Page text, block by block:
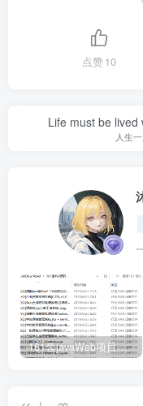
点赞10
Life must be
人生
161套javaWeb项目源码免费分享